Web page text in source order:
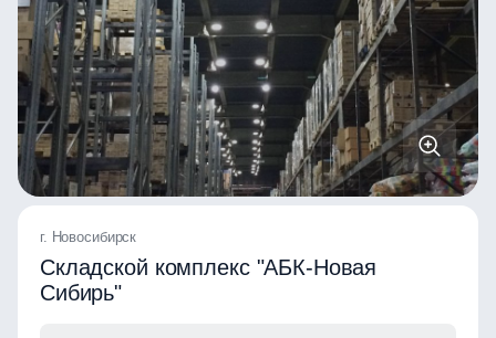
г. Новосибирск
Складской комплекс "АБК-Новая
Сибирь"